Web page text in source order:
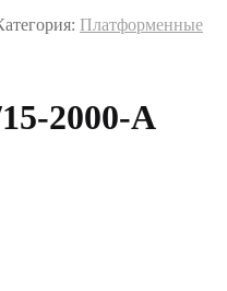
Платформенные
2000-A